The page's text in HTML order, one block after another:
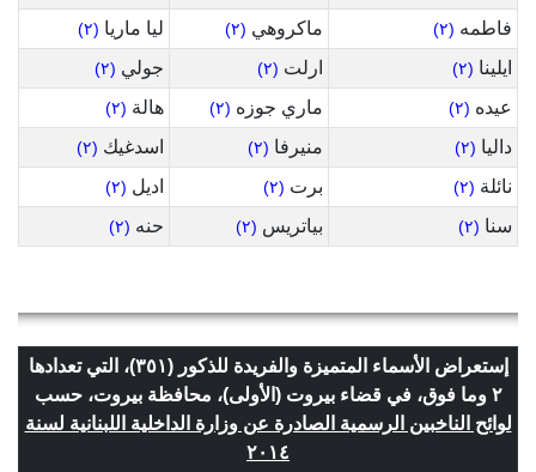
فاطمه (٢) ماكروهي (٢) ليا ماريا (٢)
ايلينا (٢) ارلت (٢) جولي (٢)
عيده (٢) ماري جوزه (٢) هالة (٢)
داليا (٢) منيرفا (٢) اسدغيك (٢)
نائلة (٢) برت (٢) اديل (٢)
سنا (٢) بياتريس (٢) حنه (٢)
إستعراض الأسماء المتميزة والفريدة للذكور (٣٥١)، التي تعدادها
٢ وما فوق، في قضاء بيروت (الأولى)، محافظة بيروت، حسب
لوائح الناخبين الرسمية الصادرة عن وزارة الداخلية اللبنانية لسنة
٢٠١٤